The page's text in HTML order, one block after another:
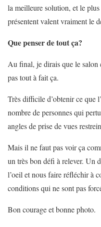
la meilleure solution, et le
présentent valent vraiment le
Que penser de tout ça?
Au final, je dirais que le salon
pas tout à fait ça.
Très difficile d’obtenir ce que
nombre de personnes qui
angles de prise de vues
Mais il ne faut pas voir ça
un très bon défi à relever. Un
l’oeil et nous faire réfléchir à
conditions qui ne sont pas
Bon courage et bonne photo.